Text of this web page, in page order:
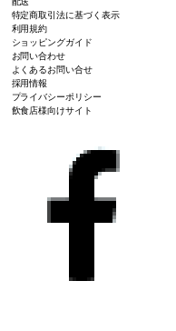
特定商取引法に基づく表示
利用規約
ショッピングガイド
お問い合わせ
よくあるお問い合せ
採用情報
プライバシーポリシー
飲食店様向けサイト